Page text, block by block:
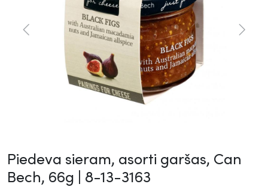
Previous Next
Piedeva sieram, asorti garšas, Can
Bech, 66g | 8-13-3163